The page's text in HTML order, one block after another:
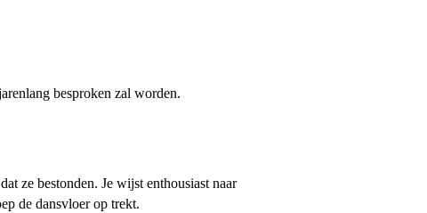
besproken zal worden.
ze bestonden. Je wijst enthousiast naar
de dansvloer op trekt.